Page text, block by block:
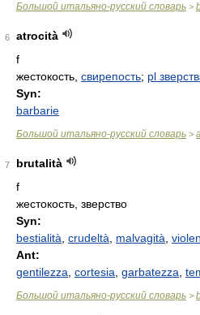
Большой итальяно-русский словарь >
6
atrocità
f
жестокость, свирепость; pl
Syn:
barbarie
Большой итальяно-русский словарь >
7
brutalità
f
жестокость, зверство
Syn:
bestialità crudeltà malvagità
Ant:
gentilezza cortesia garbatezza
Большой итальяно-русский словарь >